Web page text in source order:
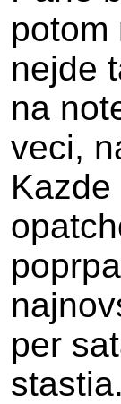
potom
nejde
na
veci,
per